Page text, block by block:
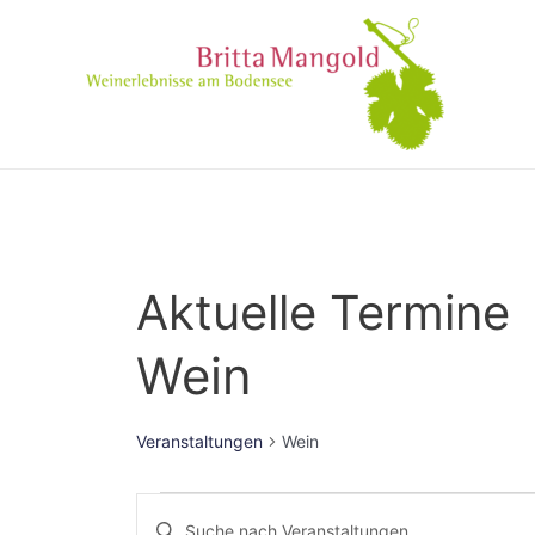
Aktuelle Termine
Wein
Veranstaltungen Wein
Veranstaltungen
Bitte